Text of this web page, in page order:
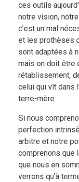
ces outils
notre vision,
c’est un mal
et les prothèses
sont adaptées à
mais on doit être
rétablissement,
celui qui vît dans
terre-mère.
Si nous
perfection
arbitre et notre
comprenons que
que nous en
verrons qu’à